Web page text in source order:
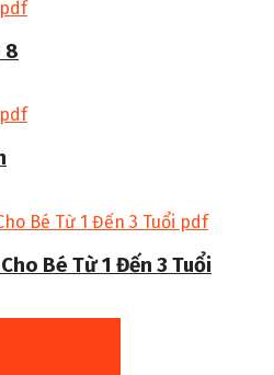
8
Bé Từ 1 Đến 3 Tuổi